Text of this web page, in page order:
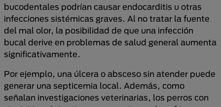
bucodentales podrían causar endocarditis u otras
infecciones sistémicas graves. Al no tratar la fuente
del mal olor, la posibilidad de que una infección
bucal derive en problemas de salud general aumenta
significativamente.
Por ejemplo, una úlcera o absceso sin atender puede
generar una septicemia local. Además, como
señalan investigaciones veterinarias, los perros con